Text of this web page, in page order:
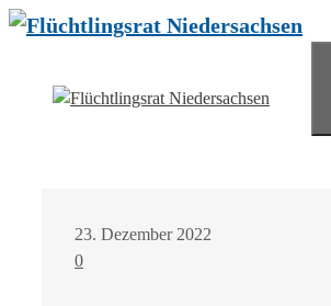
Zum
23. Dezember 2022
0